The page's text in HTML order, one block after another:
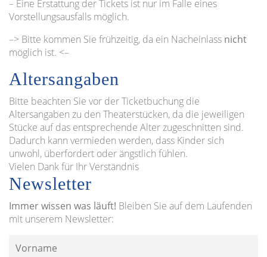
– Eine Erstattung der Tickets ist nur im Falle eines
Vorstellungsausfalls möglich.
–> Bitte kommen Sie frühzeitig, da ein Nacheinlass nicht
möglich ist. <–
Altersangaben
Bitte beachten Sie vor der Ticketbuchung die
Altersangaben zu den Theaterstücken, da die jeweiligen
Stücke auf das entsprechende Alter zugeschnitten sind.
Dadurch kann vermieden werden, dass Kinder sich
unwohl, überfordert oder ängstlich fühlen.
Vielen Dank für Ihr Verständnis
Newsletter
Immer wissen was läuft! Bleiben Sie auf dem Laufenden
mit unserem Newsletter: